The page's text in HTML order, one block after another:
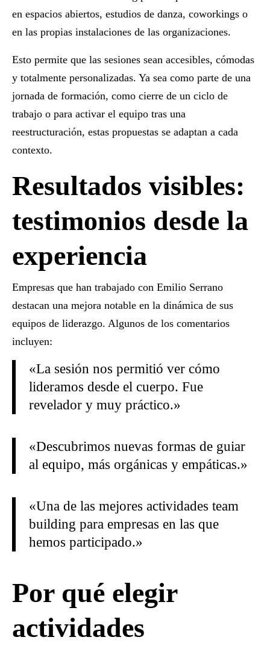
en espacios abiertos, estudios de danza, coworkings o
en las propias instalaciones de las organizaciones.
Esto permite que las sesiones sean accesibles, cómodas
y totalmente personalizadas. Ya sea como parte de una
jornada de formación, como cierre de un ciclo de
trabajo o para activar el equipo tras una
reestructuración, estas propuestas se adaptan a cada
contexto.
Resultados visibles:
testimonios desde la
experiencia
Empresas que han trabajado con Emilio Serrano
destacan una mejora notable en la dinámica de sus
equipos de liderazgo. Algunos de los comentarios
incluyen:
«La sesión nos permitió ver cómo
lideramos desde el cuerpo. Fue
revelador y muy práctico.»
«Descubrimos nuevas formas de guiar
al equipo, más orgánicas y empáticas.»
«Una de las mejoresactividades team
building para empresas en las que
hemos participado.»
Por qué elegir
actividades